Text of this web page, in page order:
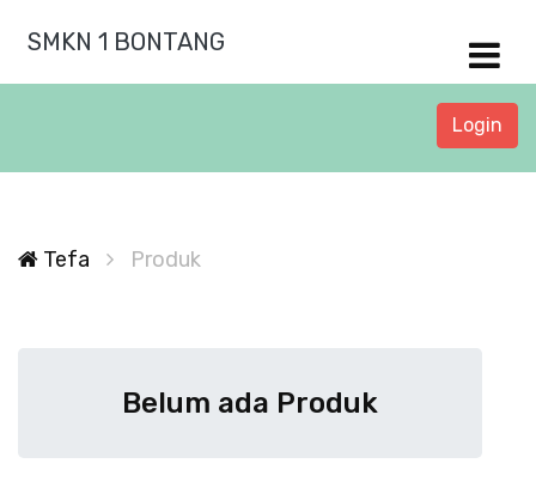
SMKN 1 BONTANG
Login
Tefa Produk
Belum ada Produk